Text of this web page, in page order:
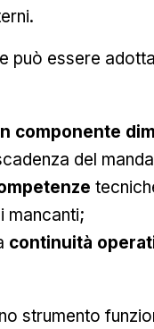
può essere
componente
del
mancanti;
continuità
strumento